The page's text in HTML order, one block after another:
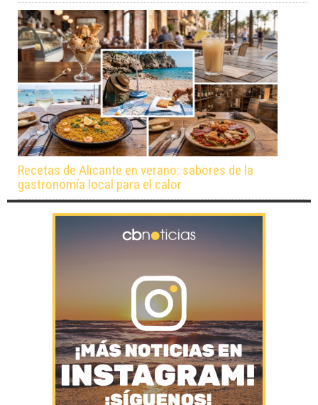
Recetas de Alicante en verano: sabores de la
gastronomía local para el calor